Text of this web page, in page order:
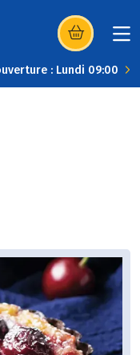
(s’ouvre dans
: Lundi 09:00